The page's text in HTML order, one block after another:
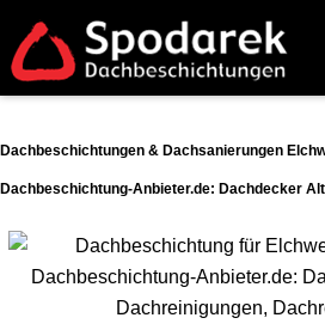
Dachbeschichtungen & Dachsanierungen
Dachbeschichtung-Anbieter.de: Dachdecker